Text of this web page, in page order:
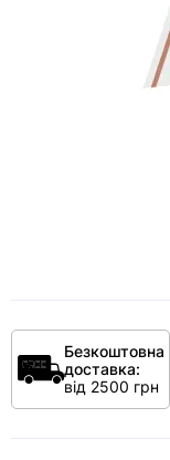
Безкоштовна
доставка:
від 2500 грн